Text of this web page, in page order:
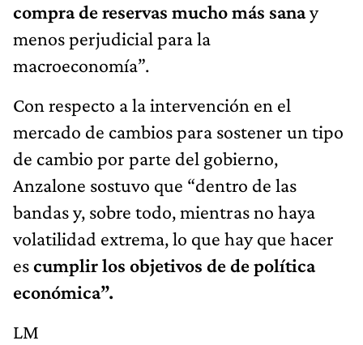
compra de reservas mucho más sanay
menos perjudicial para la
macroeconomía”.
Con respecto a la intervención en el
mercado de cambios para sostener un tipo
de cambio por parte del gobierno,
Anzalone sostuvo que “dentro de las
bandas y, sobre todo, mientras no haya
volatilidad extrema, lo que hay que hacer
escumplir los objetivos de de política
económica”.
LM